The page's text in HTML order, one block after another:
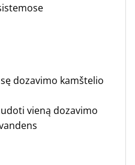
dozavimo kamštelio
vieną dozavimo